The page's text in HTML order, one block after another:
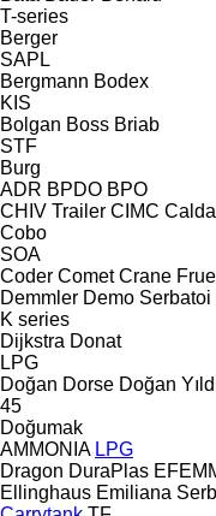
T-series
Berger
SAPL
Bergmann Bodex
KIS
Bolgan Boss Briab
STF
Burg
ADR BPDO BPO
CHIV Trailer CIMC Caldal
Cobo
SOA
Coder Comet Crane
Demmler Demo Serbatoi
K series
Dijkstra Donat
LPG
Doğan Dorse Doğan
45
Doğumak
AMMONIA LPG
Dragon DuraPlas
Ellinghaus Emiliana